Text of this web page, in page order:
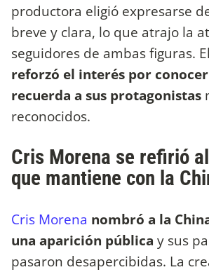
productora eligió expresarse
breve y clara, lo que atrajo la
seguidores de ambas figuras.
reforzó el interés por
recuerda a sus protagonistas
reconocidos.
Cris Morena se refirió
que mantiene con la
Cris Morena nombró a la
una aparición pública y sus
pasaron desapercibidas. La